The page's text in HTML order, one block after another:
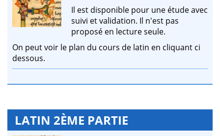
Il est disponible pour une étude avec
suivi et validation. Il n'est pas
proposé en lecture seule.
On peut voir le plan du cours de latin en cliquant ci
dessous.
LATIN 2ÈME PARTIE